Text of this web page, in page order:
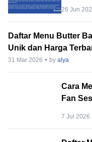
26 Jun
Daftar Menu Butter
Unik dan Harga
31 Mar 2026 by alya
Cara
Fan
7 Jul 2026